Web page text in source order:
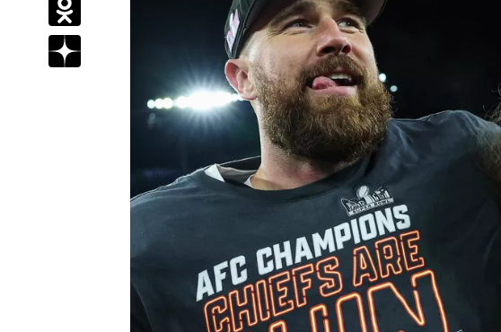
Подписаться на нас в Дзен